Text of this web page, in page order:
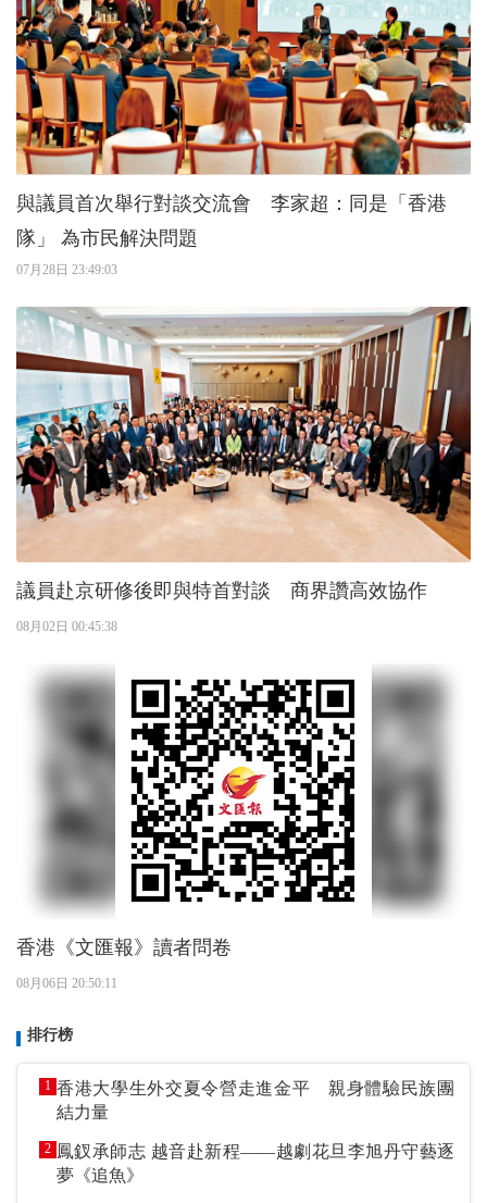
與議員首次舉行對談交流會 李家超：同是「香港
隊」 為市民解決問題
07月28日 23:49:03
議員赴京研修後即與特首對談 商界讚高效協作
08月02日 00:45:38
香港《文匯報》讀者問卷
08月06日 20:50:11
排行榜
1 香港大學生外交夏令營走進金平 親身體驗民族團
結力量
2 鳳釵承師志 越音赴新程——越劇花旦李旭丹守藝逐
夢《追魚》